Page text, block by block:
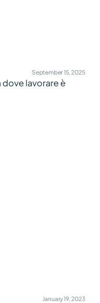
September 15, 2025
lavorare è
January 19, 2023